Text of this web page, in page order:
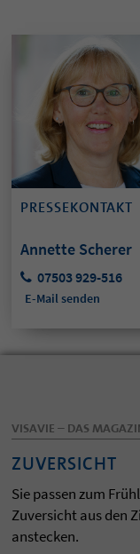
PRESSEKONTAKT
Annette Scherer
07503 929-516
E-Mail senden
VISAVIE – DAS
ZUVERSICHT
Sie passen zum
Zuversicht aus den
anstecken.